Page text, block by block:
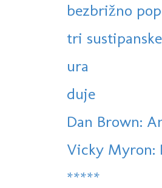
bezbrižno
tri sustipanske
ura
duje
Dan Brown:
Vicky Myron:
*****